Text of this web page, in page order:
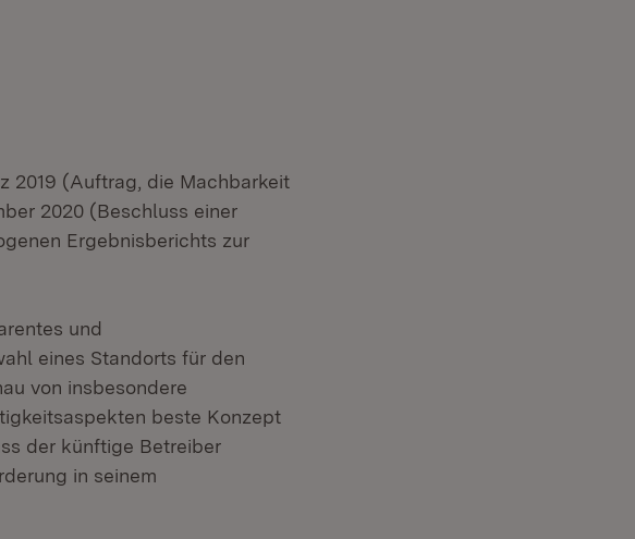
2019 (Auftrag, die Machbarkeit
2020 (Beschluss einer
Ergebnisberichts zur
und
eines Standorts für den
von insbesondere
beste Konzept
der künftige Betreiber
in seinem